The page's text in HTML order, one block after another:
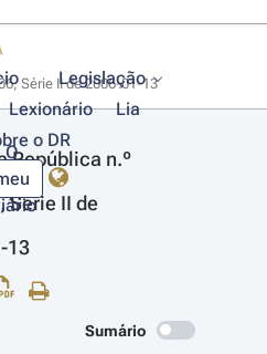
Legislação
Lexionário
Lia
o DR
O
Série II de 2006-01-13
República n.º
Série II de
13
Sumário